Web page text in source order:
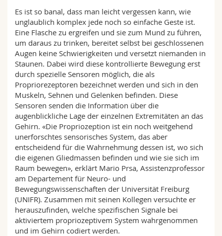
Es ist so banal, dass man leicht vergessen kann, wie
unglaublich komplex jede noch so einfache Geste ist.
Eine Flasche zu ergreifen und sie zum Mund zu führen,
um daraus zu trinken, bereitet selbst bei geschlossenen
Augen keine Schwierigkeiten und versetzt niemanden in
Staunen. Dabei wird diese kontrollierte Bewegung erst
durch spezielle Sensoren möglich, die als
Propriorezeptoren bezeichnet werden und sich in den
Muskeln, Sehnen und Gelenken befinden. Diese
Sensoren senden die Information über die
augenblickliche Lage der einzelnen Extremitäten an das
Gehirn. «Die Propriozeption ist ein noch weitgehend
unerforschtes sensorisches System, das aber
entscheidend für die Wahrnehmung dessen ist, wo sich
die eigenen Gliedmassen befinden und wie sie sich im
Raum bewegen», erklärt Mario Prsa, Assistenzprofessor
am Departement für Neuro- und
Bewegungswissenschaften der Universität Freiburg
(UNIFR). Zusammen mit seinen Kollegen versuchte er
herauszufinden, welche spezifischen Signale bei
aktiviertem propriozeptivem System wahrgenommen
und im Gehirn codiert werden.